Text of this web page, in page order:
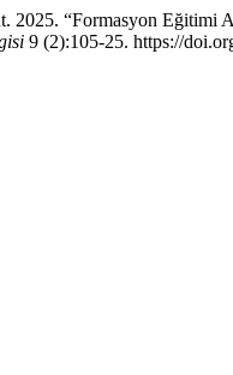
2025. “Formasyon Eğitimi
9 (2):105-25. https://